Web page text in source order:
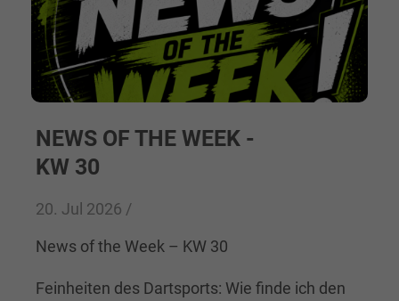
NEWS OF THE WEEK -
KW 30
20. Jul 2026 /
News of the Week – KW 30
Feinheiten des Dartsports: Wie finde ich den